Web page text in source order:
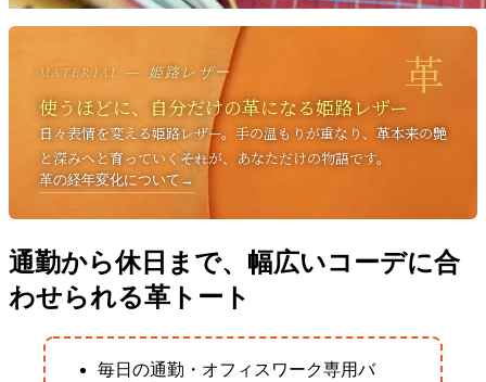
MATERIAL ― 姫路レザー 革
使うほどに、自分だけの革になる姫路レザー
日々表情を変える姫路レザー。手の温もりが重なり、革本来の艶
と深みへと育っていく――それが、あなただけの物語です。
革の経年変化について→
通勤から休日まで、幅広いコーデに合
わせられる革トート
毎日の通勤・オフィスワーク専用バ